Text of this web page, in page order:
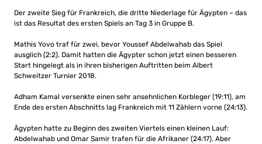
Der zweite Sieg für Frankreich, die dritte Niederlage für Ägypten – das
ist das Resultat des ersten Spiels an Tag 3 in Gruppe B.
Mathis Yovo traf für zwei, bevor Youssef Abdelwahab das Spiel
ausglich (2:2). Damit hatten die Ägypter schon jetzt einen besseren
Start hingelegt als in ihren bisherigen Auftritten beim Albert
Schweitzer Turnier 2018.
Adham Kamal versenkte einen sehr ansehnlichen Korbleger (19:11), am
Ende des ersten Abschnitts lag Frankreich mit 11 Zählern vorne (24:13).
Ägypten hatte zu Beginn des zweiten Viertels einen kleinen Lauf:
Abdelwahab und Omar Samir trafen für die Afrikaner (24:17). Aber